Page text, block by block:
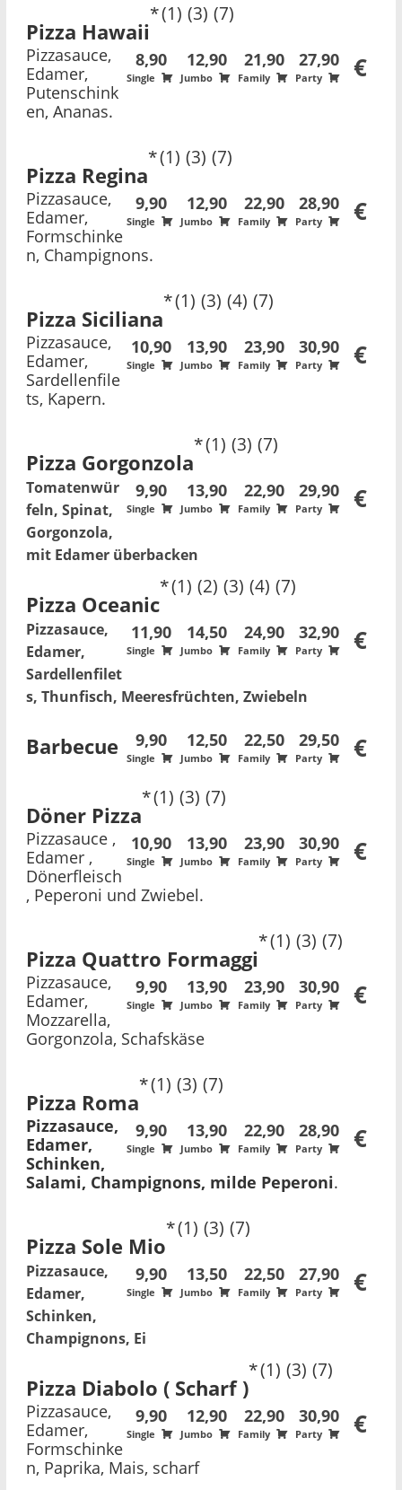
Pizza Hawaii
1 3 7
8,90
Single
12,90
Jumbo
21,90
Family
27,90
Party €
Pizzasauce,
Edamer,
Putenschink
en, Ananas.
Pizza Regina
1 3 7
9,90
Single
12,90
Jumbo
22,90
Family
28,90
Party €
Pizzasauce,
Edamer,
Formschinke
n, Champignons.
Pizza Siciliana
1 3 4 7
10,90
Single
13,90
Jumbo
23,90
Family
30,90
Party €
Pizzasauce,
Edamer,
Sardellenfile
ts, Kapern.
Pizza Gorgonzola
1 3 7
9,90
Single
13,90
Jumbo
22,90
Family
29,90
Party €
Tomatenwür
feln, Spinat,
Gorgonzola,
mit Edamer überbacken
Pizza Oceanic
1 2 3 4 7
11,90
Single
14,50
Jumbo
24,90
Family
32,90
Party €
Pizzasauce,
Edamer,
Sardellenfilet
s, Thunfisch, Meeresfrüchten, Zwiebeln
Barbecue 9,90
Single
12,50
Jumbo
22,50
Family
29,50
Party €
Döner Pizza
1 3 7
10,90
Single
13,90
Jumbo
23,90
Family
30,90
Party €
Pizzasauce ,
Edamer ,
Dönerfleisch
, Peperoni und Zwiebel.
Pizza Quattro Formaggi
1 3 7
9,90
Single
13,90
Jumbo
23,90
Family
30,90
Party €
Pizzasauce,
Edamer,
Mozzarella,
Gorgonzola, Schafskäse
Pizza Roma
1 3 7
9,90
Single
13,90
Jumbo
22,90
Family
28,90
Party €
Pizzasauce,
Edamer,
Schinken,
Salami, Champignons, milde Peperoni.
Pizza Sole Mio
1 3 7
9,90
Single
13,50
Jumbo
22,50
Family
27,90
Party €
Pizzasauce,
Edamer,
Schinken,
Champignons, Ei
Pizza Diabolo ( Scharf )
1 3 7
9,90
Single
12,90
Jumbo
22,90
Family
30,90
Party €
Pizzasauce,
Edamer,
Formschinke
n, Paprika, Mais, scharf